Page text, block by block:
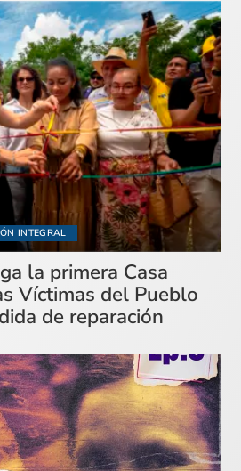
INTEGRAL
la primera Casa
Víctimas del Pueblo
de reparación